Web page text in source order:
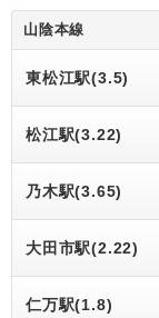
山陰本線
東松江駅(3.5)
松江駅(3.22)
乃木駅(3.65)
大田市駅(2.22)
仁万駅(1.8)